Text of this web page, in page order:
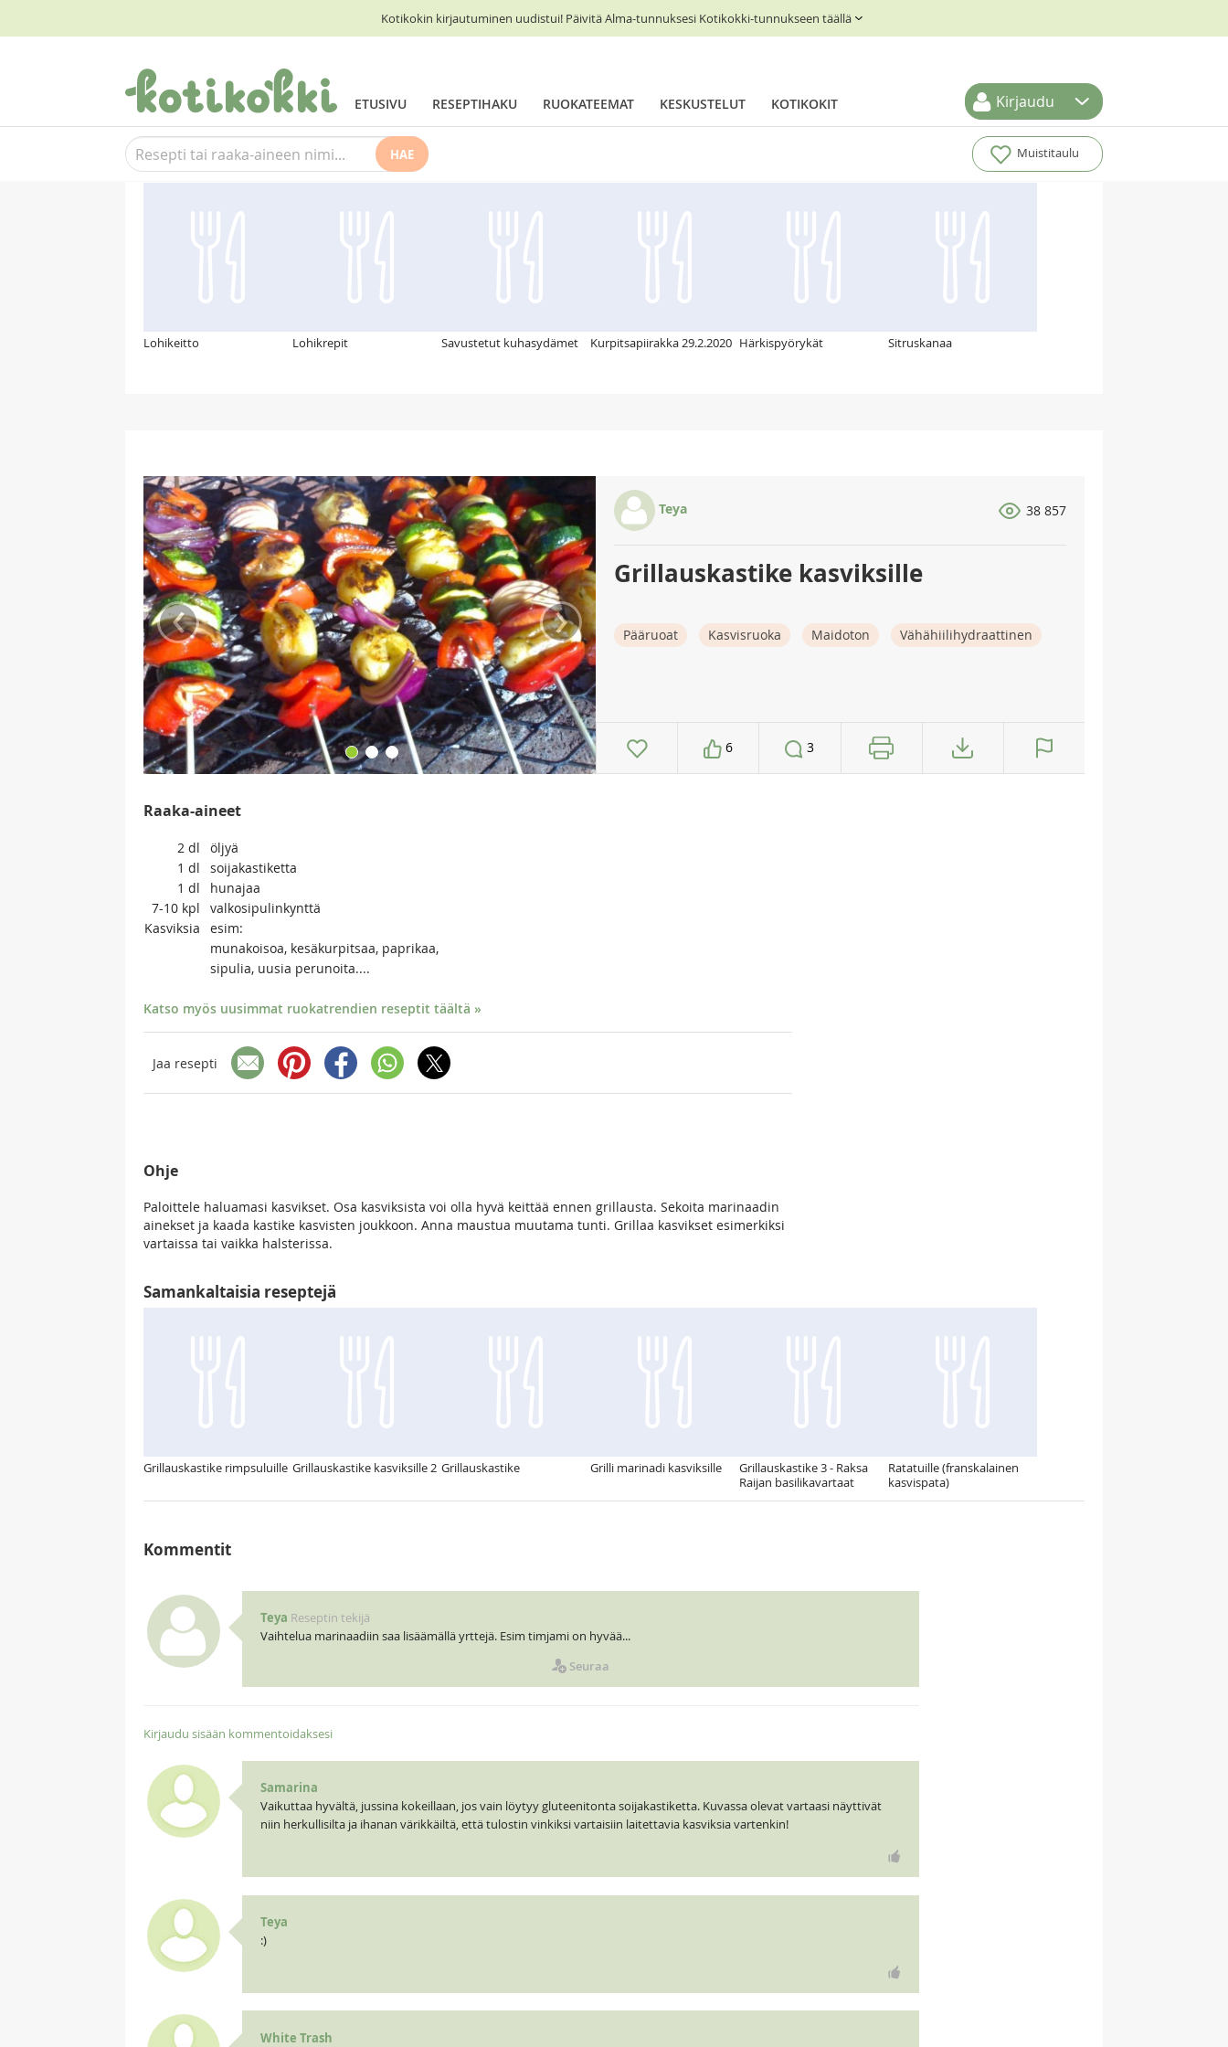
Kotikokin kirjautuminen uudistui! Päivitä Alma-tunnuksesi Kotikokki-tunnukseen täällä
ETUSIVU RESEPTIHAKU RUOKATEEMAT KESKUSTELUT KOTIKOKIT Kirjaudu
HAE Muistitaulu
Suosittelemme myös
Lohikeitto Lohikrepit Savustetut kuhasydämet Kurpitsapiirakka 29.2.2020 Härkispyörykät Sitruskanaa
‹ ›
Teya 38 857
Grillauskastike kasviksille
Pääruoat Kasvisruoka Maidoton Vähähiilihydraattinen
6 3
Raaka-aineet
2 dl
öljyä
1 dl
soijakastiketta
1 dl
hunajaa
7-10 kpl
valkosipulinkynttä
Kasviksia
esim:
munakoisoa, kesäkurpitsaa, paprikaa,
sipulia, uusia perunoita....
Katso myös uusimmat ruokatrendien reseptit täältä »
Jaa resepti
Ohje
Paloittele haluamasi kasvikset. Osa kasviksista voi olla hyvä keittää ennen grillausta. Sekoita marinaadin
ainekset ja kaada kastike kasvisten joukkoon. Anna maustua muutama tunti. Grillaa kasvikset esimerkiksi
vartaissa tai vaikka halsterissa.
Samankaltaisia reseptejä
Grillauskastike rimpsuluille Grillauskastike kasviksille 2 Grillauskastike Grilli marinadi kasviksille
Grillauskastike 3 - Raksa
Raijan basilikavartaat
Ratatuille (franskalainen
kasvispata)
Kommentit
Teya Reseptin tekijä
Vaihtelua marinaadiin saa lisäämällä yrttejä. Esim timjami on hyvää...
Seuraa
Kirjaudu sisään kommentoidaksesi
Samarina
Vaikuttaa hyvältä, jussina kokeillaan, jos vain löytyy gluteenitonta soijakastiketta. Kuvassa olevat vartaasi näyttivät
niin herkullisilta ja ihanan värikkäiltä, että tulostin vinkiksi vartaisiin laitettavia kasviksia vartenkin!
Teya
:)
White Trash